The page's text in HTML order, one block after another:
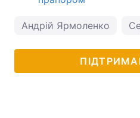
Андрій Ярмоленко